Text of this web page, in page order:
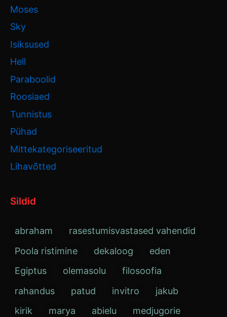
Moses
Sky
Isiksused
Hell
Paraboolid
Roosiaed
Tunnistus
Pühad
Mittekategoriseeritud
Lihavõtted
Sildid
abraham
rasestumisvastased vahendid
Poola ristimine
dekaloog
eden
Egiptus
olemasolu
filosoofia
rahandus
patud invitro
jakub
kirik
marya abielu
medjugorie